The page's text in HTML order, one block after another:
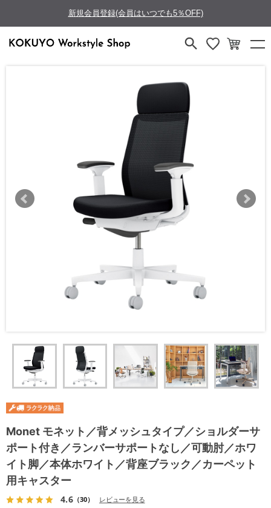
新規会員登録(会員はいつでも5％OFF)
Monet モネット／背メッシュタイプ／ショルダーサ
ポート付き／ランバーサポートなし／可動肘／ホワ
イト脚／本体ホワイト／背座ブラック／カーペット
用キャスター
4.6（30） レビューを見る